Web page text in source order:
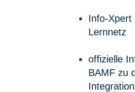
Info-Xpert
Lernnetz
offizielle
BAMF zu